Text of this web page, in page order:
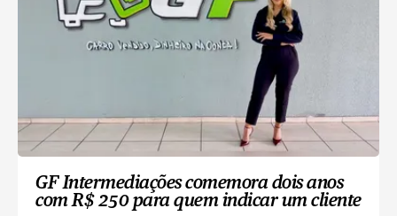
GF Intermediações comemora dois anos
com R$ 250 para quem indicar um cliente